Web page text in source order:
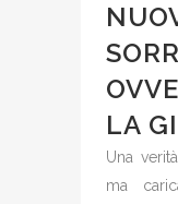
LA
Una
ma